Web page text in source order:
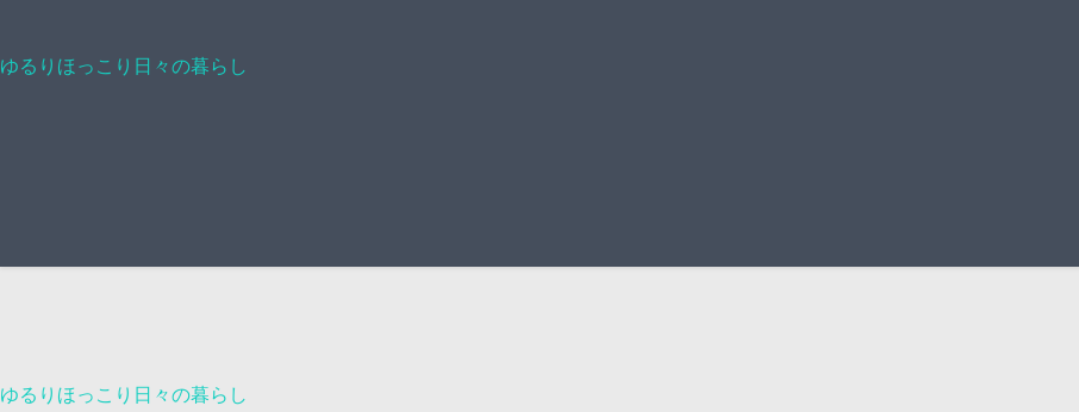
ゆるりほっこり日々の暮らし
ゆるりほっこり日々の暮らし